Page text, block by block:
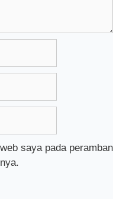
saya pada peramban